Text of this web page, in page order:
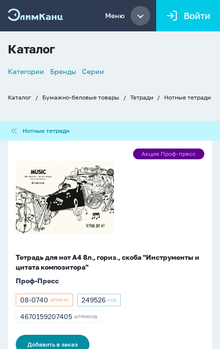
Меню Войти
Каталог
Список
Категории Бренды Серии
Каталог Бумажно-беловые товары Тетради Нотные тетради
тетрадиНотные тетради
А4
8л.,
гориз.,
скоба
"Инструменты
и
цитата
Тетрадь для нот А4 8л., гориз., скоба "Инструменты и
цитата композитора"
Проф-Пресс
Артикул
08-
08-0740 АРТИКУЛ
Артикул
249526
249526 КОД
ШТРИХКОД
4670159207405 ШТРИХКОД
Добавить в заказ
Акция
Акция Проф-пресс